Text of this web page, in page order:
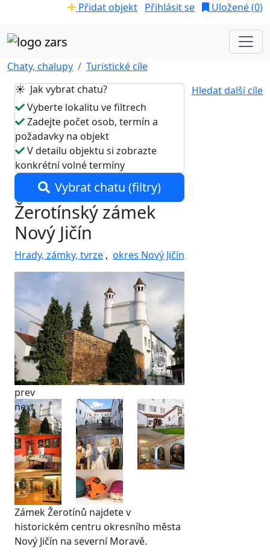
Přidat objekt Přihlásit se Uložené (0)
Chaty, chalupy
Turistické cíle
Hledat další cíle
☀️ Jak vybrat chatu?
Vyberte lokalitu ve filtrech
Zadejte počet osob, termín a
požadavky na objekt
V detailu objektu si zobrazte
konkrétní volné termíny
Vybrat chatu (filtry)
Žerotínský zámek
Nový Jičín
Hrady, zámky, tvrze , okres Nový Jičín
prev
next
Zámek Žerotínů najdete v
historickém centru okresního města
Nový Jičín na severní Moravě.